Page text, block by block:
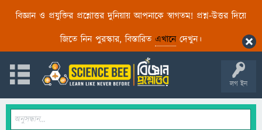
বিজ্ঞান ও প্রযুক্তির প্রশ্নোত্তর দুনিয়ায় আপনাকে স্বাগতম! প্রশ্ন-উত্তর দিয়ে
জিতে নিন পুরস্কার, বিস্তারিত এখানেদেখুন।
লগ ইন